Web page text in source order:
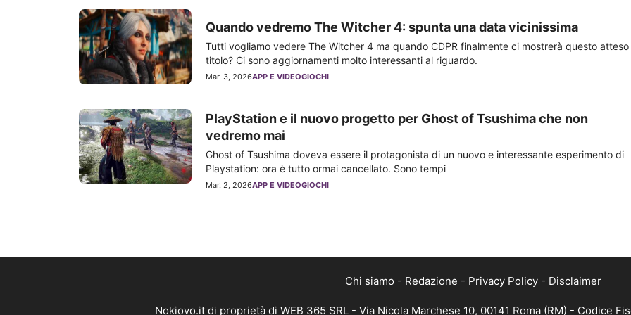
Quando vedremo The Witcher 4: spunta una data vicinissima
Tutti vogliamo vedere The Witcher 4 ma quando CDPR finalmente ci mostrerà questo atteso
titolo? Ci sono aggiornamenti molto interessanti al riguardo.
Mar. 3, 2026APP E VIDEOGIOCHI
PlayStation e il nuovo progetto per Ghost of Tsushima che non
vedremo mai
Ghost of Tsushima doveva essere il protagonista di un nuovo e interessante esperimento di
Playstation: ora è tutto ormai cancellato. Sono tempi
Mar. 2, 2026APP E VIDEOGIOCHI
Chi siamo - Redazione - Privacy Policy - Disclaimer
Nokiovo.it di proprietà di WEB 365 SRL - Via Nicola Marchese 10, 00141 Roma (RM) - Codice